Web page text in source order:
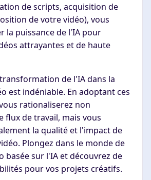
de scripts, acquisition de
de votre vidéo), vous
la puissance de l'IA pour
attrayantes et de haute
de l'IA dans la
est indéniable. En adoptant ces
rationaliserez non
flux de travail, mais vous
la qualité et l'impact de
Plongez dans le monde de
basée sur l'IA et découvrez de
pour vos projets créatifs.